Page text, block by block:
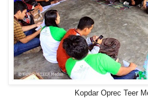
Kopdar Oprec Teer